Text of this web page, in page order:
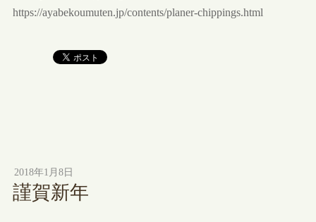
https://ayabekoumuten.jp/contents/planer-chippings.html
2018年1月8日
謹賀新年